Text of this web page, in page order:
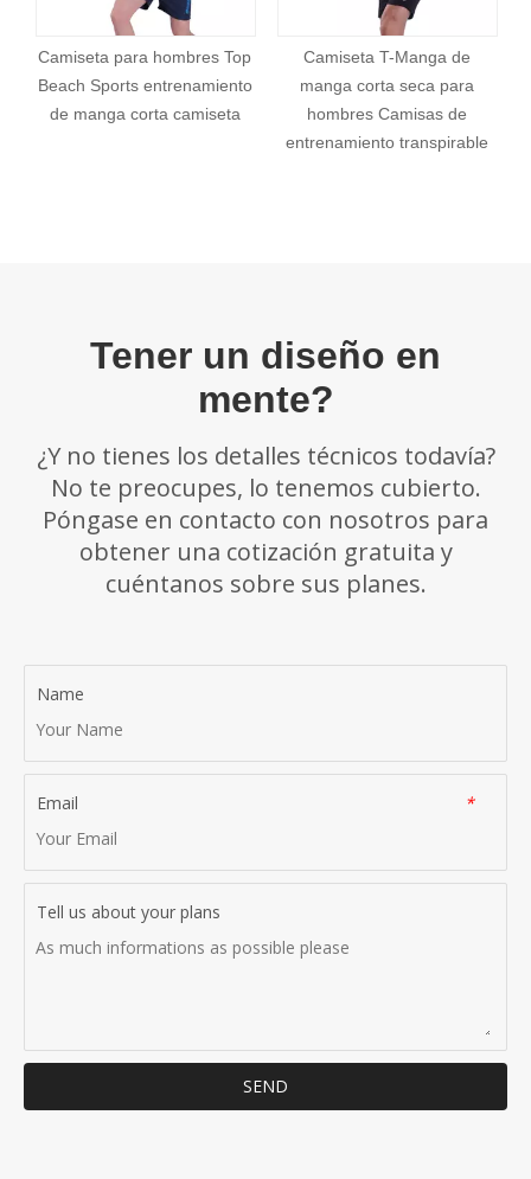
Camiseta para hombres Top
Beach Sports entrenamiento
de manga corta camiseta
Camiseta T-Manga de
manga corta seca para
hombres Camisas de
entrenamiento transpirable
Tener un diseño en
mente?
¿Y no tienes los detalles técnicos todavía?
No te preocupes, lo tenemos cubierto.
Póngase en contacto con nosotros para
obtener una cotización gratuita y
cuéntanos sobre sus planes.
Name
*
Email
Tell us about your plans
SEND